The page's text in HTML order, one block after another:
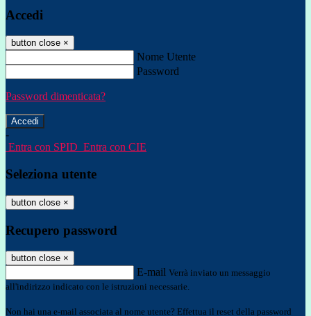
Accedi
button close ×
Nome Utente
Password
Password dimenticata?
-
Entra con SPID Entra con CIE
Seleziona utente
button close ×
Recupero password
button close ×
E-mail Verrà inviato un messaggio
all'indirizzo indicato con le istruzioni necessarie.
Non hai una e-mail associata al nome utente? Effettua il reset della password